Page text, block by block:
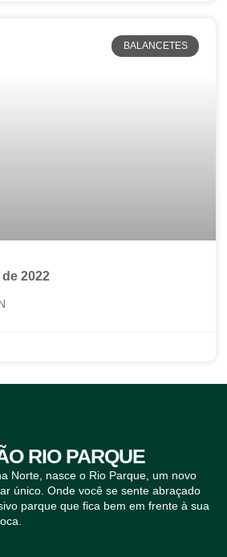
BALANCETES
2022
RIO PARQUE
Norte, nasce o Rio Parque, um novo
único. Onde você se sente abraçado
parque que fica bem em frente à sua